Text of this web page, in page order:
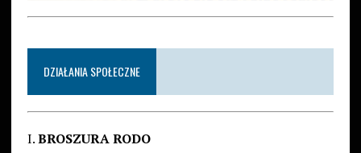
DZIAŁANIA SPOŁECZNE
I.BROSZURA RODO